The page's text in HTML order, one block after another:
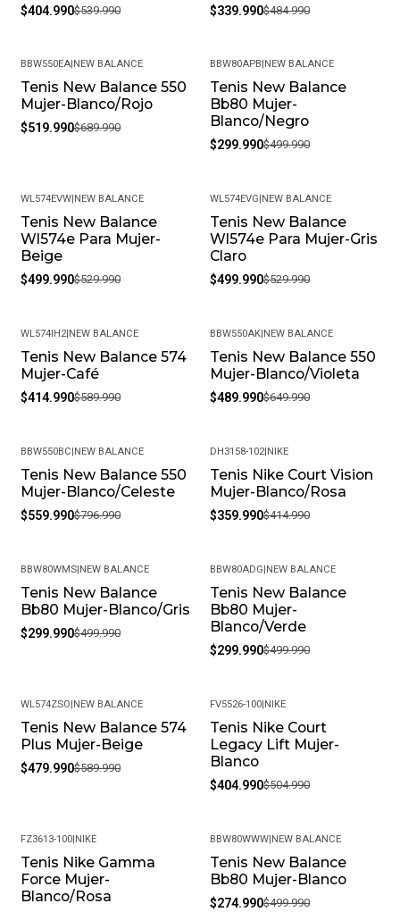
$404.990$539.990 $339.990$484.990
-25%
BBW550EA| NEW BALANCE
Tenis New Balance 550
Mujer-Blanco/Rojo
$519.990$689.990
-40%
BBW80APB NEW BALANCE
Tenis New Balance
Bb80 Mujer-
Blanco/Negro
$299.990$499.990
-6%
WL574EVW| NEW BALANCE
Tenis New Balance
Wl574e Para Mujer-
Beige
$499.990$529.990
-6%
WL574EVG NEW BALANCE
Tenis New Balance
Wl574e Para Mujer-Gris
Claro
$499.990$529.990
-30%
WL574IH2| NEW BALANCE
Tenis New Balance 574
Mujer-Café
$414.990$589.990
-25%
BBW550AK NEW BALANCE
Tenis New Balance 550
Mujer-Blanco/Violeta
$489.990$649.990
-30%
BBW550BC NEW BALANCE
Tenis New Balance 550
Mujer-Blanco/Celeste
$559.990$796.990
-13%
DH3158-102| NIKE
Tenis Nike Court Vision
Mujer-Blanco/Rosa
$359.990$414.990
-40%
BBW80WMS| NEW BALANCE
Tenis New Balance
Bb80 Mujer-Blanco/Gris
$299.990$499.990
-40%
BBW80ADG NEW BALANCE
Tenis New Balance
Bb80 Mujer-
Blanco/Verde
$299.990$499.990
-19%
WL574ZSO|NEW BALANCE
Tenis New Balance 574
Plus Mujer-Beige
$479.990$589.990
-20%
FV5526-100|NIKE
Tenis Nike Court
Legacy Lift Mujer-
Blanco
$404.990$504.990
-24%
FZ3613-100|NIKE
Tenis Nike Gamma
Force Mujer-
Blanco/Rosa
-45%
BBW80WWW|NEW BALANCE
Tenis New Balance
Bb80 Mujer-Blanco
$274.990$499.990